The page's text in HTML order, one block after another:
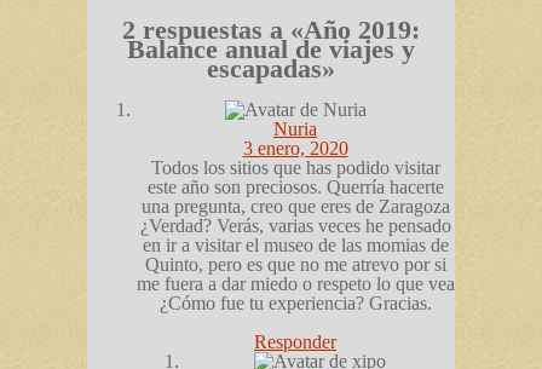
2 respuestas a «Año 2019:
Balance anual de viajes y
escapadas»
Nuria
3 enero, 2020
Todos los sitios que has podido visitar
este año son preciosos. Querría hacerte
una pregunta, creo que eres de Zaragoza
¿Verdad? Verás, varias veces he pensado
en ir a visitar el museo de las momias de
Quinto, pero es que no me atrevo por si
me fuera a dar miedo o respeto lo que vea
¿Cómo fue tu experiencia? Gracias.
Responder